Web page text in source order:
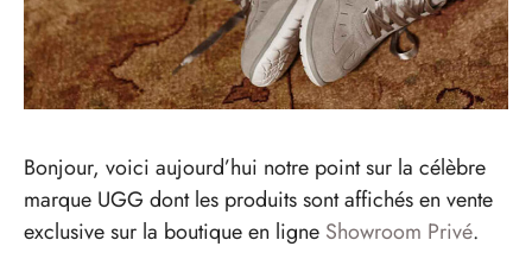
Bonjour, voici aujourd’hui notre point sur la célèbre
marque UGG dont les produits sont affichés en vente
exclusive sur la boutique en ligne Showroom Privé.